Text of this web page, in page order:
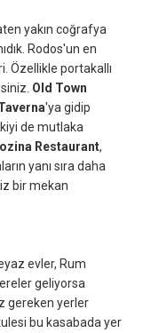
yakın coğrafya
Rodos'un en
Özellikle portakallı
Old Town
'ya gidip
de mutlaka
Restaurant,
yanı sıra daha
bir mekan
evler, Rum
geliyorsa
gereken yerler
bu kasabada yer